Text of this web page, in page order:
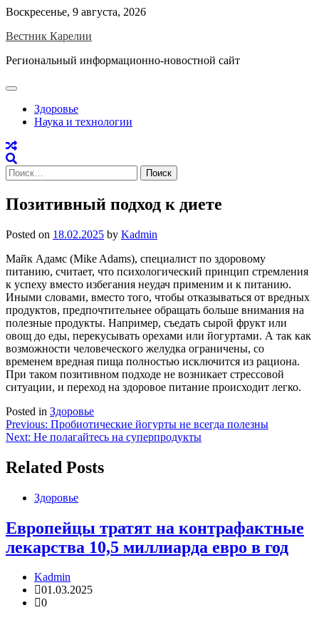
Skip
content
Воскресенье, 9 августа, 2026
Вестник Карелии
Региональный информационно-новостной сайт
Здоровье
Наука и технологии
Найти:
Позитивный подход к диете
Posted on 18.02.2025 by Kadmin
Майк Адамс (Mike Adams), специалист по здоровому
питанию, считает, что психологический принцип стремления
к успеху вместо избегания неудач применим и к питанию.
Иными словами, вместо того, чтобы отказываться от вредных
продуктов, предпочтительнее обращать больше внимания на
полезные продукты. Например, съедать сырой фрукт или
овощ до еды, перекусывать орехами или йогуртами. А так как
возможности человеческого желудка ограничены, со
временем вредная пища полностью исключится из рациона.
При таком позитивном подходе не возникает стрессовой
ситуации, и переход на здоровое питание происходит легко.
Posted in Здоровье
Навигация
по
записям
Previous: Пробиотические йогурты не всегда полезны
Next: Не полагайтесь на суперпродукты
Related Posts
Здоровье
Европейцы тратят на контрафактные
лекарства 10,5 миллиарда евро в год
Kadmin
01.03.2025
0